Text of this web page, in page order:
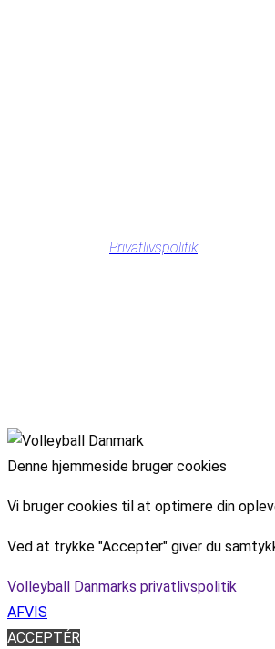
Privatlivspolitik
Denne hjemmeside bruger cookies
Vi bruger cookies til at optimere din
Ved at trykke "Accepter" giver du
Volleyball Danmarks privatlivspolitik
AFVIS
ACCEPTÉR